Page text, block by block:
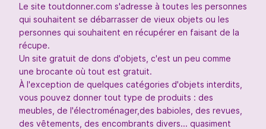
Le site toutdonner.com s'adresse à toutes les personnes
qui souhaitent se débarrasser de vieux objets ou les
personnes qui souhaitent en récupérer en faisant de la
récupe.
Un site gratuit de dons d'objets, c'est un peu comme
une brocante où tout est gratuit.
À l'exception de quelques catégories d'objets interdits,
vous pouvez donner tout type de produits : des
meubles, de l'électroménager,des babioles, des revues,
des vêtements, des encombrants divers... quasiment